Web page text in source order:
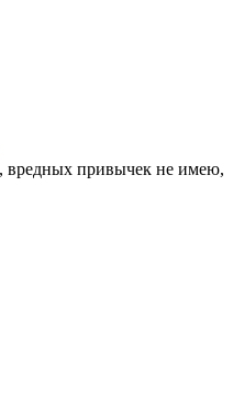
вредных привычек не имею,